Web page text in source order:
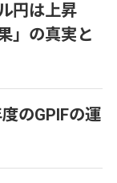
円は上昇
」の真実と
のGPIFの運